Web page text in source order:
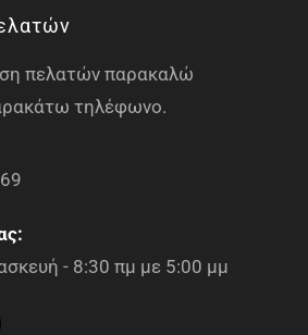
πελατών παρακαλώ
τηλέφωνο.
- 8:30 πμ με 5:00 μμ